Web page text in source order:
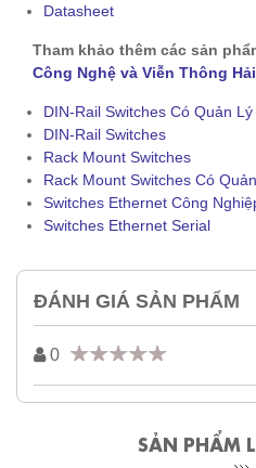
Datasheet
Tham khảo thêm các sản
Công Nghệ và Viễn Thông
DIN-Rail Switches Có Quản Lý
DIN-Rail Switches
Rack Mount Switches
Rack Mount Switches Có
Switches Ethernet Công
Switches Ethernet Serial
ĐÁNH GIÁ SẢN PHẨM
0
SẢN PHẨM